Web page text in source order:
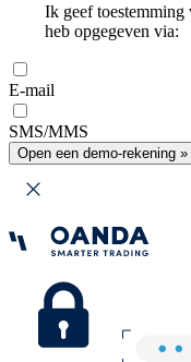
Ik geef
heb opgegeven via:
E-mail
SMS/MMS
Open een demo-rekening »